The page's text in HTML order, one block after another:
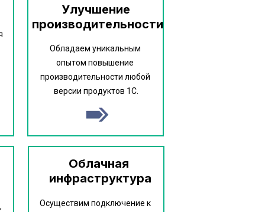
Улучшение
производительности
Облачная
инфраструктура
Обладаем уникальным
опытом повышение
производительности любой
версии продуктов 1С.
Осуществим подключение к